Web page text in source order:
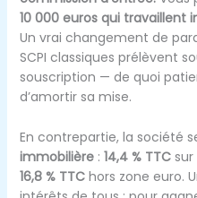
10 000 euros qui
Un vrai changement de
SCPI classiques prélèvent
souscription — de quoi
d’amortir sa mise.
En contrepartie, la société
immobilière: 14,4 % TTCsur
16,8 % TTChors zone euro.